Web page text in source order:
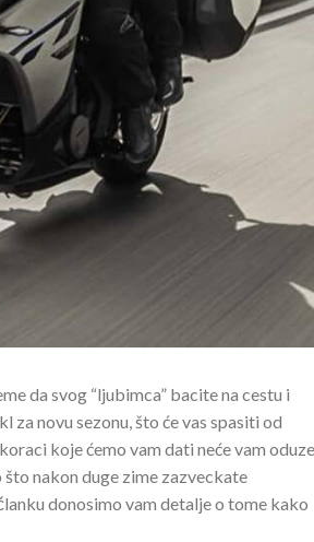
da svog “ljubimca” bacite na cestu i
novu sezonu, što će vas spasiti od
koje ćemo vam dati neće vam
nakon duge zime zazveckate
donosimo vam detalje o tome kako